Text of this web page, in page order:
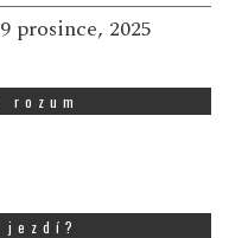
prosince, 2025
rozum
jezdí?